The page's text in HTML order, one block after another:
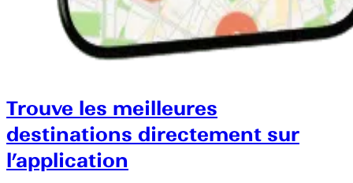
Trouve les meilleures
destinations directement sur
l’application